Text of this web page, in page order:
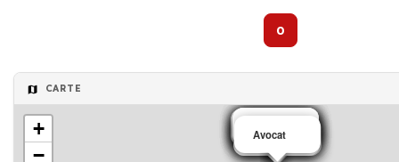
0
CARTE
Avocat
Avocat
Avocat
Avocat
+
−